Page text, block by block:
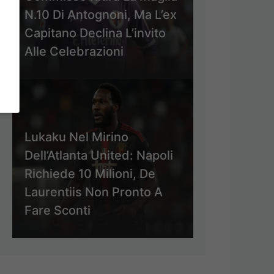
N.10 Di Antognoni, Ma L’ex
Capitano Declina L’invito
Alle Celebrazioni
Lukaku Nel Mirino
Dell’Atlanta United: Napoli
Richiede 10 Milioni, De
Laurentiis Non Pronto A
Fare Sconti